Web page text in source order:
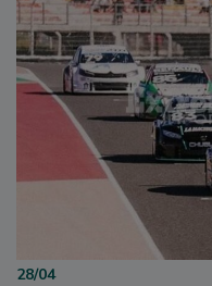
28/04